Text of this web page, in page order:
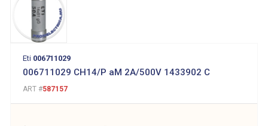
Eti 006711029
006711029 CH14/P aM 2A/500V 1433902 C
ART #587157